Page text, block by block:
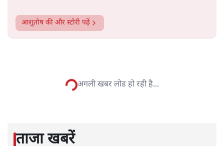
पत्रकारिता में एक लंबी पारी और राजनीति में 20-20 खेलने के बाद
हो चुका है। उनकी अन्य प्रकाशित पुस्तकों में अन्ना आंदोलन पर भी
लिखी एक किताब भी है।